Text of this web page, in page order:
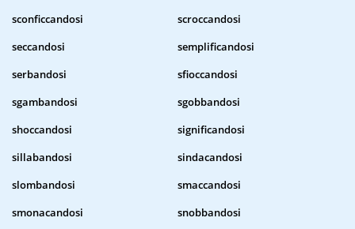
sconficcandosi
scroccandosi
seccandosi
semplificandosi
serbandosi
sfioccandosi
sgambandosi
sgobbandosi
shoccandosi
significandosi
sillabandosi
sindacandosi
slombandosi
smaccandosi
smonacandosi
snobbandosi